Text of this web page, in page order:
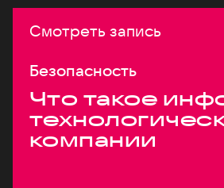
Смотреть запись
Безопасность
Что такое
компании